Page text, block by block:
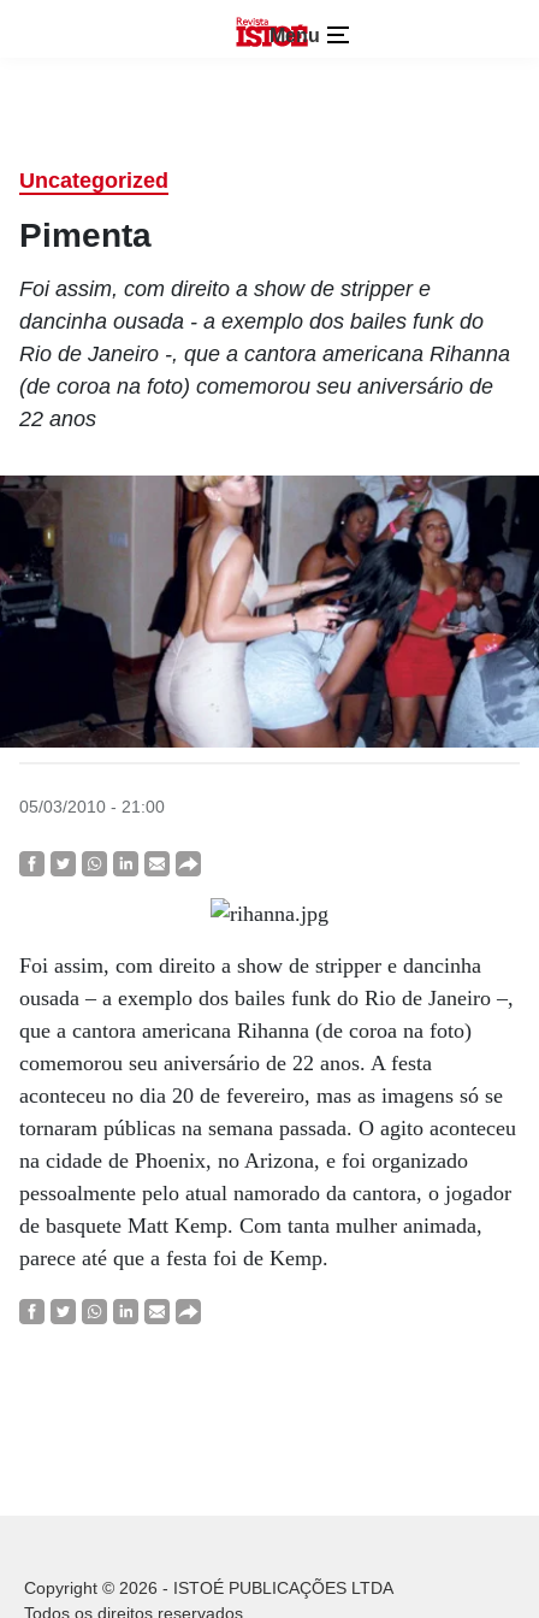
Menu
Uncategorized
Pimenta
Foi assim, com direito a show de stripper e
dancinha ousada - a exemplo dos bailes funk do
Rio de Janeiro -, que a cantora americana Rihanna
(de coroa na foto) comemorou seu aniversário de
22 anos
05/03/2010 - 21:00
Foi assim, com direito a show de stripper e dancinha
ousada – a exemplo dos bailes funk do Rio de Janeiro –,
que a cantora americana Rihanna (de coroa na foto)
comemorou seu aniversário de 22 anos. A festa
aconteceu no dia 20 de fevereiro, mas as imagens só se
tornaram públicas na semana passada. O agito aconteceu
na cidade de Phoenix, no Arizona, e foi organizado
pessoalmente pelo atual namorado da cantora, o jogador
de basquete Matt Kemp. Com tanta mulher animada,
parece até que a festa foi de Kemp.
Copyright © 2026 - ISTOÉ PUBLICAÇÕES LTDA
Todos os direitos reservados.